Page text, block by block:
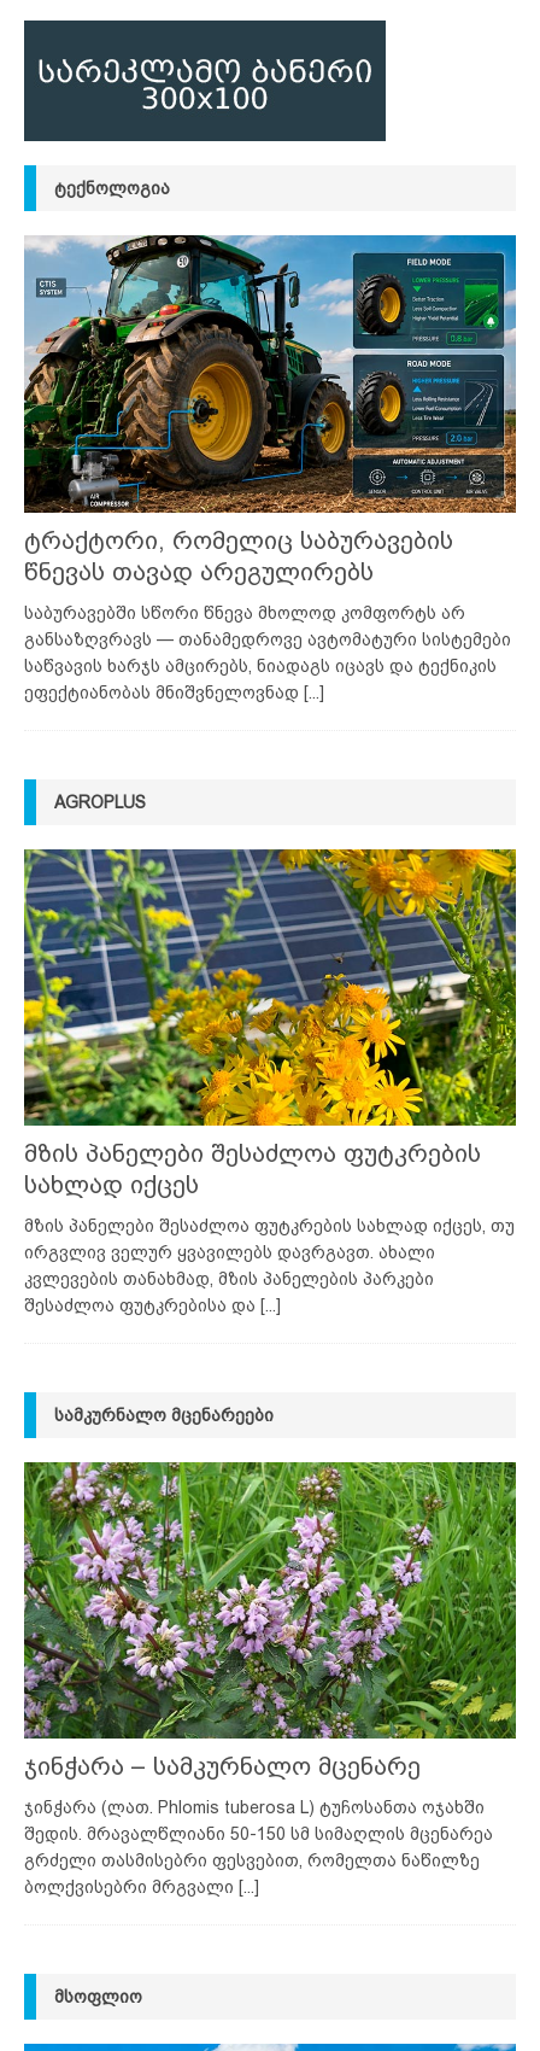
ᲢᲔᲥᲜᲝᲚᲝᲒᲘᲐ
ტრაქტორი, რომელიც საბურავების
წნევას თავად არეგულირებს
საბურავებში სწორი წნევა მხოლოდ კომფორტს არ
განსაზღვრავს — თანამედროვე ავტომატური სისტემები
საწვავის ხარჯს ამცირებს, ნიადაგს იცავს და ტექნიკის
ეფექტიანობას მნიშვნელოვნად [...]
AGROPLUS
მზის პანელები შესაძლოა ფუტკრების
სახლად იქცეს
მზის პანელები შესაძლოა ფუტკრების სახლად იქცეს, თუ
ირგვლივ ველურ ყვავილებს დავრგავთ. ახალი
კვლევების თანახმად, მზის პანელების პარკები
შესაძლოა ფუტკრებისა და [...]
ᲡᲐᲛᲙᲣᲠᲜᲐᲚᲝ ᲛᲪᲔᲜᲐᲠᲔᲔᲑᲘ
ჯინჭარა – სამკურნალო მცენარე
ჯინჭარა (ლათ. Phlomis tuberosa L) ტუჩოსანთა ოჯახში
შედის. მრავალწლიანი 50-150 სმ სიმაღლის მცენარეა
გრძელი თასმისებრი ფესვებით, რომელთა ნაწილზე
ბოლქვისებრი მრგვალი [...]
ᲛᲡᲝᲤᲚᲘᲝ